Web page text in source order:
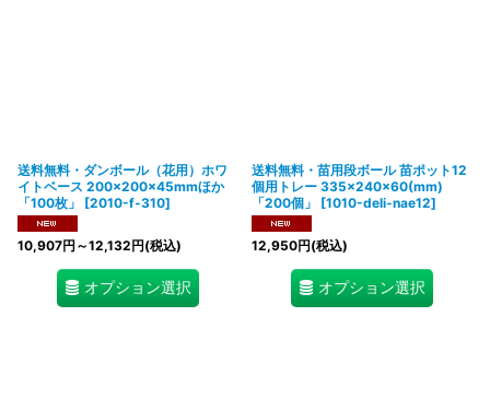
送料無料・ダンボール（花用）ホワ
イトベース 200×200×45mmほか
「100枚」
[2010-f-310]
10,907円 ～12,132円(税込)
オプション選択
送料無料・苗用段ボール 苗ポット12
個用トレー 335×240×60(mm)
「200個」
[1010-deli-nae12]
12,950円(税込)
オプション選択